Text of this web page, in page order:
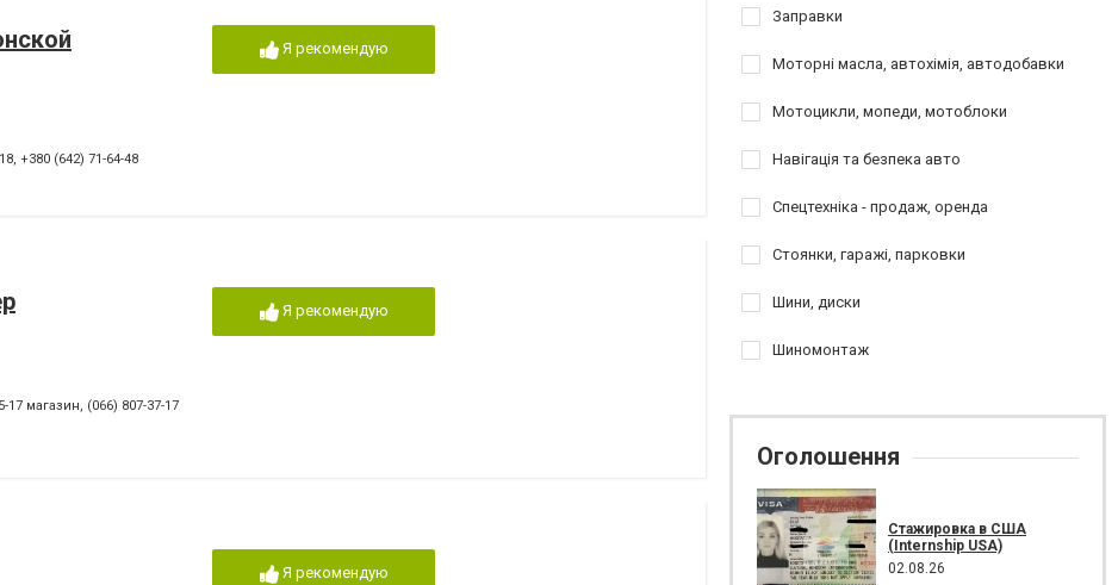
, +380 (642) 71-64-48
Я рекомендую
17 магазин, (066) 807-37-17
Я рекомендую
Я рекомендую
Заправки
Моторні масла, автохімія, автодобавки
Мотоцикли, мопеди, мотоблоки
Навігація та безпека авто
Спецтехніка - продаж, оренда
Стоянки, гаражі, парковки
Шини, диски
Шиномонтаж
Оголошення
Стажировка в США
(Internship USA)
02.08.26